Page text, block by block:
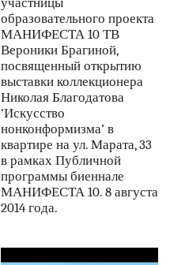
образовательного проекта
МАНИФЕСТА 10 ТВ
Вероники Брагиной,
посвященный открытию
выставки коллекционера
Николая Благодатова
‘Искусство
нонконформизма’ в
квартире на ул. Марата, 33
в рамках Публичной
программы биеннале
МАНИФЕСТА 10. 8 августа
2014 года.